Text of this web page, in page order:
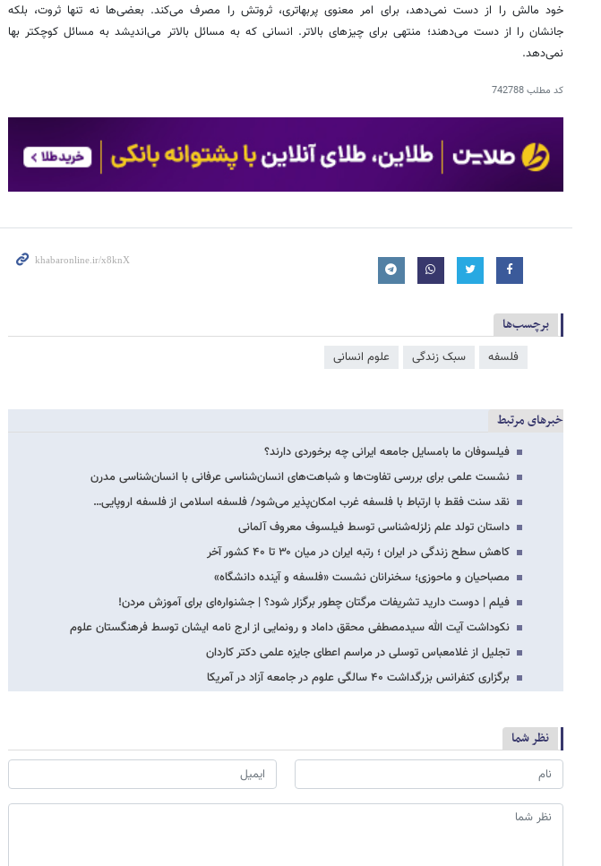
خود مالش را از دست نمی‌دهد، برای امر معنوی پربهاتری، ثروتش را مصرف می‌کند. بعضی‌ها نه تنها ثروت، بلکه
جانشان را از دست می‌دهند؛ منتهی برای چیزهای بالاتر. انسانی که به مسائل بالاتر می‌اندیشد به مسائل کوچکتر بها
نمی‌دهد.
کد مطلب742788
برچسب‌ها
فلسفه سبک زندگی علوم انسانی
خبرهای مرتبط
فیلسوفان ما بامسایل جامعه ایرانی چه برخوردی دارند؟
نشست علمی برای بررسی تفاوت‌ها و شباهت‌های انسان‌شناسی عرفانی با انسان‌شناسی مدرن
نقد سنت فقط با ارتباط با فلسفه غرب امکان‌پذیر می‌شود/ فلسفه اسلامی از فلسفه اروپایی…
داستان تولد علم زلزله‌شناسی توسط فیلسوف معروف آلمانی
کاهش سطح زندگی در ایران ؛ رتبه ایران در میان ۳۰ تا ۴۰ کشور آخر
مصباحیان و ماحوزی؛ سخنرانان نشست «فلسفه و آینده دانشگاه»
فیلم | دوست دارید تشریفات مرگتان چطور برگزار شود؟ | جشنواره‌ای برای آموزش مردن!
نکوداشت آیت الله سیدمصطفی محقق داماد و رونمایی از ارج نامه ایشان توسط فرهنگستان علوم
تجلیل از غلامعباس توسلی در مراسم اعطای جایزه علمی دکتر کاردان
برگزاری کنفرانس بزرگداشت ۴۰ سالگی علوم در جامعه آزاد در آمریکا
نظر شما